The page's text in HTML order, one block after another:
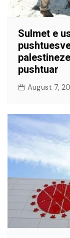
Sulmet e
pushtuar
August 7,